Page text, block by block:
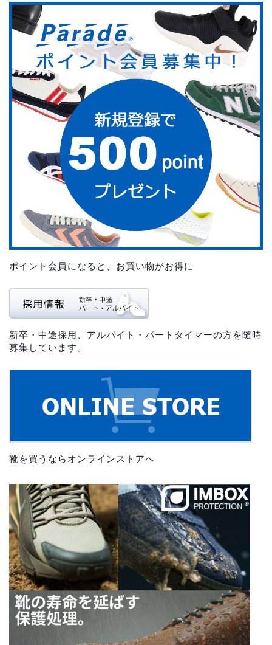
ポイント会員になると、お買い物がお得に
新卒・中途採用、アルバイト・パートタイマーの方を随時
募集しています。
靴を買うならオンラインストアへ